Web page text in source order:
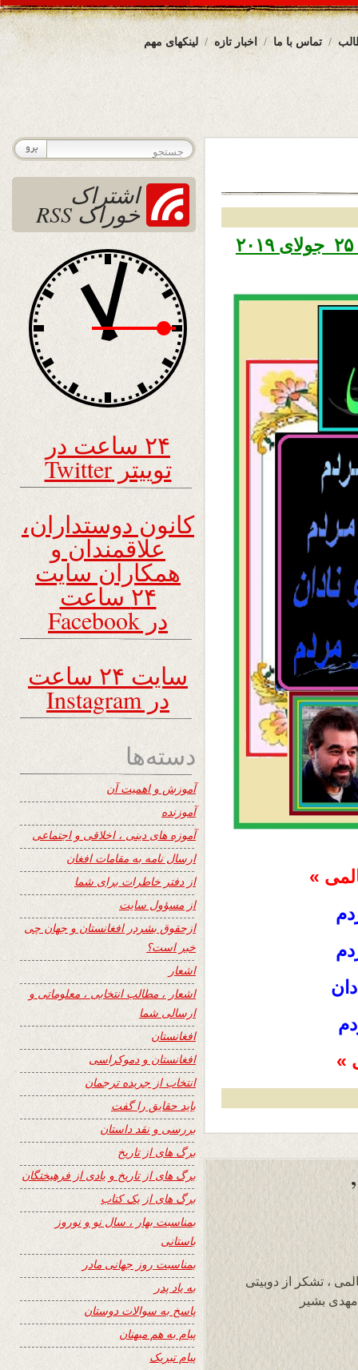
لینکهای مهم اخبار تازه تماس با ما
تاریخ نشر پنجشنبه سوم اسد ۱۳۹۸ – ۲۵ جولای ۲۰۱۹
»
»
، تشکر از دوبیتی
بشیر
اشتراک
خوراک RSS
۲۴ ساعت در
توییتر Twitter
کانون دوستداران،
علاقمندان و
همکاران سایت
۲۴ ساعت
در Facebook
سایت ۲۴ ساعت
در Instagram
دسته‌ها
آموزش و اهمیت آن
آموزنده
آموزه های دینی ، اخلاقی و اجتماعی
ارسال نامه به مقامات افغان
از دفتر خاطرات برای شما
از مسؤول سایت
ازحقوق بشردر افغانستان و جهان چی
خبر است؟
اشعار
اشعار ، مطالب انتخابی ، معلوماتی و
ارسالی شما
افغانستان
افغانستان و دموکراسی
انتخاب از جریده ترجمان
باید حقایق را گفت
بررسی و نقد داستان
برگ های از تاریخ
برگ های از تاریخ و یادی از فرهیختگان
برگ های از یک کتاب
بمناسبت بهار ، سال نو و نوروز
باستانی
بمناسبت روز جهانی مادر
به یاد پدر
پاسخ به سوالات دوستان
پیام به هم میهنان
پیام تبریک